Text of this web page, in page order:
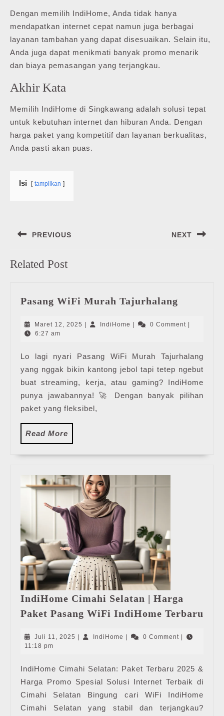
Dengan memilih IndiHome, Anda tidak hanya
mendapatkan internet cepat namun juga berbagai
layanan tambahan yang dapat disesuaikan. Selain itu,
Anda juga dapat menikmati banyak promo menarik
dan biaya pemasangan yang terjangkau.
Akhir Kata
Memilih IndiHome di Singkawang adalah solusi tepat
untuk kebutuhan internet dan hiburan Anda. Dengan
harga paket yang kompetitif dan layanan berkualitas,
Anda pasti akan puas.
Isi tampilkan
pos
PREVIOUS
post:
NEXT
Related Post
Pasang WiFi Murah Tajurhalang
Murah
Maret 12, 2025 Maret
IndiHome IndiHome0 Comment
6:27 am
Lo lagi nyari Pasang WiFi Murah Tajurhalang
yang nggak bikin kantong jebol tapi tetep ngebut
buat streaming, kerja, atau gaming? IndiHome
punya jawabannya! 🚀 Dengan banyak pilihan
paket yang fleksibel,
Read More
More
IndiHome Cimahi Selatan | Harga
Paket Pasang WiFi IndiHome Terbaru
Juli 11, 2025 Juli
IndiHome IndiHome0 Comment
11:18 pm
IndiHome Cimahi Selatan: Paket Terbaru 2025 &
Harga Promo Spesial Solusi Internet Terbaik di
Cimahi Selatan Bingung cari WiFi IndiHome
Cimahi Selatan yang stabil dan terjangkau?